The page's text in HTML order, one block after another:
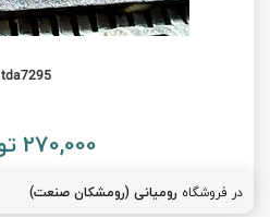
tda7295
270,000 تومان
در فروشگاه رومیانی (رومشکان صنعت)